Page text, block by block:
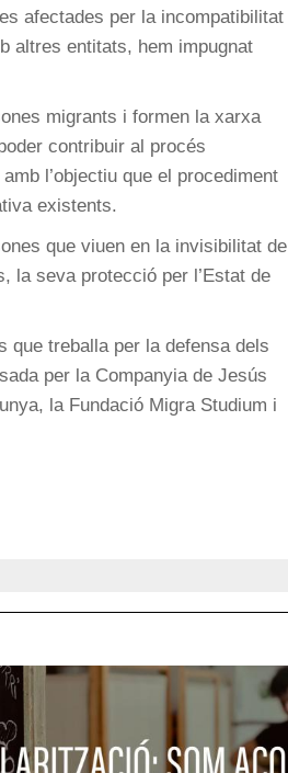
afectades per la incompatibilitat
altres entitats, hem impugnat
migrants i formen la xarxa
contribuir al procés
l’objectiu que el procediment
existents.
que viuen en la invisibilitat de
la seva protecció per l’Estat de
que treballa per la defensa dels
per la Companyia de Jesús
la Fundació Migra Studium i